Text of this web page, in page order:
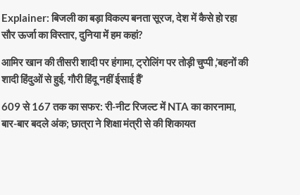
Explainer: बिजली का बड़ा विकल्प बनता सूरज, देश में कैसे हो रहा
सौर ऊर्जा का विस्तार, दुनिया में हम कहां?
आमिर खान की तीसरी शादी पर हंगामा, ट्रोलिंग पर तोड़ी चुप्पी ,’बहनों की
शादी हिंदुओं से हुई, गौरी हिंदू नहीं ईसाई हैं’
609 से 167 तक का सफर: री-नीट रिजल्ट में NTA का कारनामा,
बार-बार बदले अंक; छात्रा ने शिक्षा मंत्री से की शिकायत